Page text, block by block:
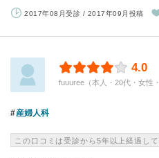
2017年08月受診 / 2017年09月投稿
4.0
fuuuree（本人・20代・女性
産婦人科
この口コミは受診から5年以上経過して